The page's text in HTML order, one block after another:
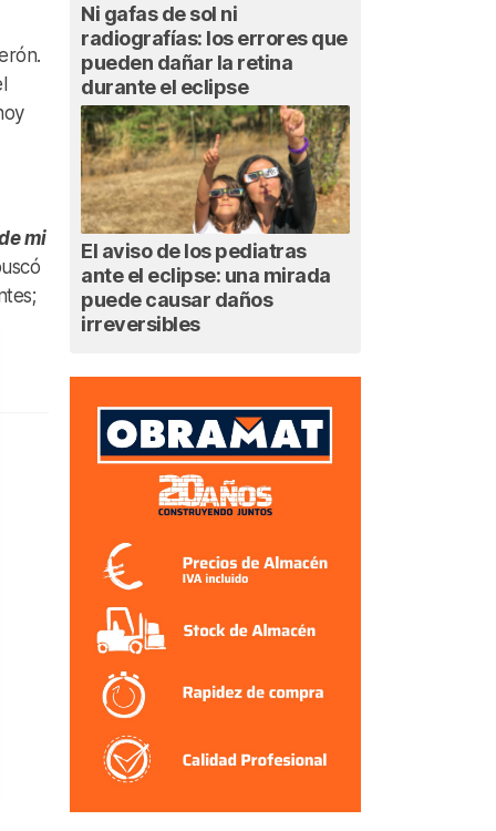
mi
Ni gafas de sol ni
radiografías: los errores que
pueden dañar la retina
durante el eclipse
El aviso de los pediatras
ante el eclipse: una mirada
puede causar daños
irreversibles